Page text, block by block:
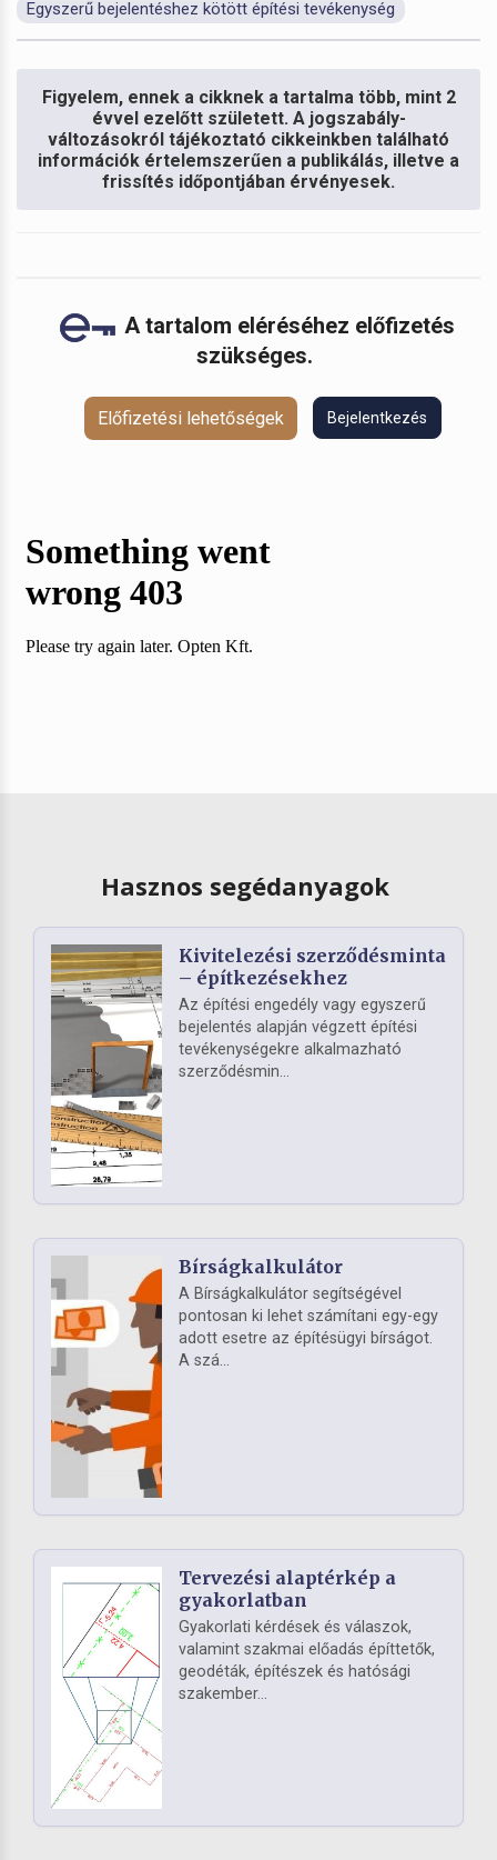
Egyszerű bejelentéshez kötött építési tevékenység
Figyelem, ennek a cikknek a tartalma több, mint 2
évvel ezelőtt született. A jogszabály-
változásokról tájékoztató cikkeinkben található
információk értelemszerűen a publikálás, illetve a
frissítés időpontjában érvényesek.
A tartalom eléréséhez előfizetés
szükséges.
Előfizetési lehetőségek Bejelentkezés
Hasznos segédanyagok
Kivitelezési szerződésminta
– építkezésekhez
Az építési engedély vagy egyszerű
bejelentés alapján végzett építési
tevékenységekre alkalmazható
szerződésmin...
Bírságkalkulátor
A Bírságkalkulátor segítségével
pontosan ki lehet számítani egy-egy
adott esetre az építésügyi bírságot.
A szá...
Tervezési alaptérkép a
gyakorlatban
Gyakorlati kérdések és válaszok,
valamint szakmai előadás építtetők,
geodéták, építészek és hatósági
szakember...